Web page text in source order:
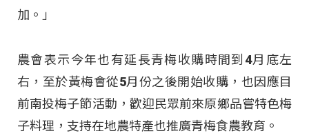
加。」
農會表示今年也有延長青梅收購時間到4月底左
右，至於黃梅會從5月份之後開始收購，也因應目
前南投梅子節活動，歡迎民眾前來原鄉品嘗特色梅
子料理，支持在地農特產也推廣青梅食農教育。